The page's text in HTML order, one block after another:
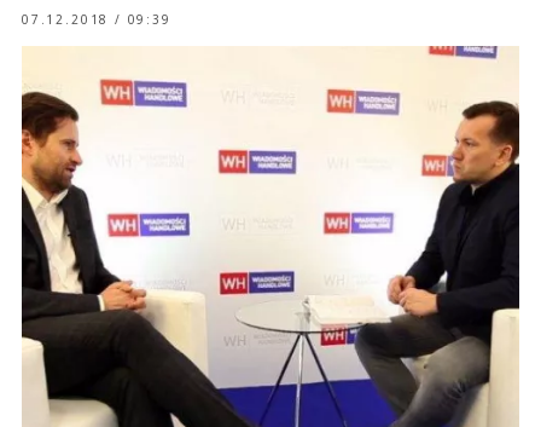
07.12.2018 / 09:39